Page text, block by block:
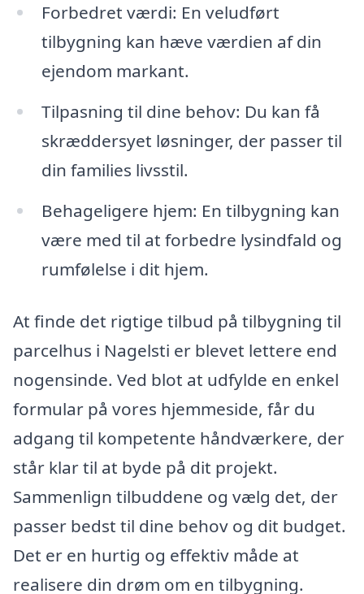
Forbedret værdi: En veludført
tilbygning kan hæve værdien af din
ejendom markant.
Tilpasning til dine behov: Du kan få
skræddersyet løsninger, der passer til
din families livsstil.
Behageligere hjem: En tilbygning kan
være med til at forbedre lysindfald og
rumfølelse i dit hjem.
At finde det rigtige tilbud på tilbygning til
parcelhus i Nagelsti er blevet lettere end
nogensinde. Ved blot at udfylde en enkel
formular på vores hjemmeside, får du
adgang til kompetente håndværkere, der
står klar til at byde på dit projekt.
Sammenlign tilbuddene og vælg det, der
passer bedst til dine behov og dit budget.
Det er en hurtig og effektiv måde at
realisere din drøm om en tilbygning.